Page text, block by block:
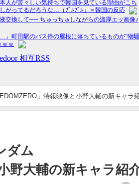
」特報映像と小野大輔の新キャラ
ダム
野大輔の新キャラ紹